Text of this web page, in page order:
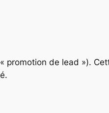
de lead »).